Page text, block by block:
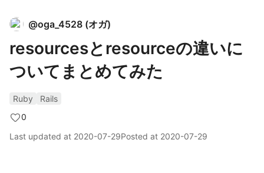
@oga_4528 (オガ)
resourcesとresourceの違いに
ついてまとめてみた
Ruby
Rails
0
Last updated at 2020-07-29Posted at 2020-07-29